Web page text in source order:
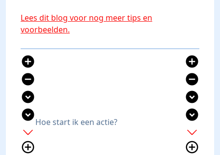
Lees dit blog voor nog meer tips en
voorbeelden.
add_circle
remove_circle
expand_circle_down
expand_circle_down
add
add_circle_outline
Hoe start ik een actie?
add_circle
remove_circle
expand_circle_down
expand_circle_down
add
add_circle_outline